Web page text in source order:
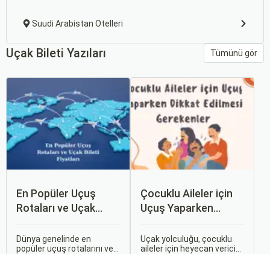
Suudi Arabistan Otelleri
Uçak Bileti Yazıları Tümünü gör
En Popüler Uçuş
Rotaları ve Uçak
Dünya genelinde en
popüler uçuş rotalarını ve
Çocuklu Aileler için
Uçuş Yaparken
Gerekenler
Uçak yolculuğu, çocuklu
aileler için heyecan verici